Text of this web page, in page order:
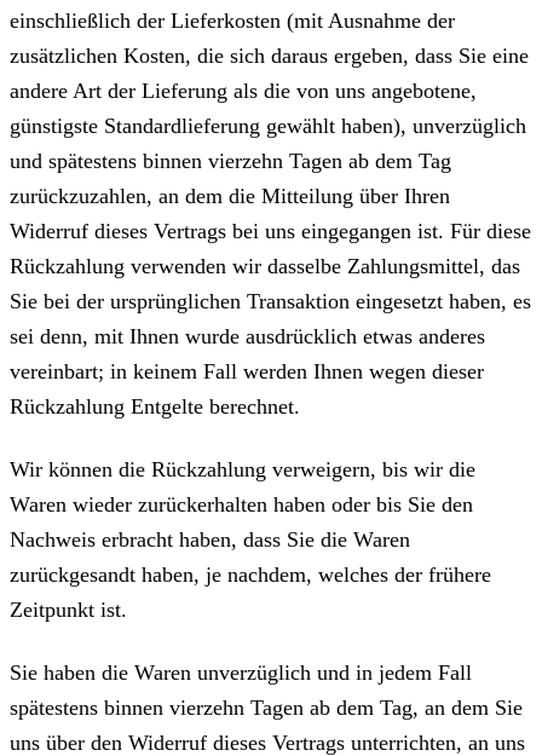
einschließlich der Lieferkosten (mit Ausnahme der
zusätzlichen Kosten, die sich daraus ergeben, dass Sie eine
andere Art der Lieferung als die von uns angebotene,
günstigste Standardlieferung gewählt haben), unverzüglich
und spätestens binnen vierzehn Tagen ab dem Tag
zurückzuzahlen, an dem die Mitteilung über Ihren
Widerruf dieses Vertrags bei uns eingegangen ist. Für diese
Rückzahlung verwenden wir dasselbe Zahlungsmittel, das
Sie bei der ursprünglichen Transaktion eingesetzt haben, es
sei denn, mit Ihnen wurde ausdrücklich etwas anderes
vereinbart; in keinem Fall werden Ihnen wegen dieser
Rückzahlung Entgelte berechnet.
Wir können die Rückzahlung verweigern, bis wir die
Waren wieder zurückerhalten haben oder bis Sie den
Nachweis erbracht haben, dass Sie die Waren
zurückgesandt haben, je nachdem, welches der frühere
Zeitpunkt ist.
Sie haben die Waren unverzüglich und in jedem Fall
spätestens binnen vierzehn Tagen ab dem Tag, an dem Sie
uns über den Widerruf dieses Vertrags unterrichten, an uns